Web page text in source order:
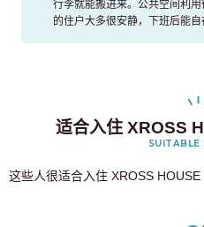
行李就能搬进来。公共空间利
的住户大多很安静，下班后能自
适合入住 XROSS
SUITABLE
这些人很适合入住 XROSS HOUSE